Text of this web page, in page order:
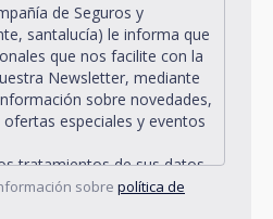
de Seguros y
santalucía) le informa que
que nos facilite con la
Newsletter, mediante
sobre novedades,
especiales y eventos
tratamientos de sus datos
encuentra en la propia
la relación jurídica existente
sobre política de